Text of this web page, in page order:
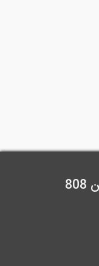
های اتصال...
افزار...